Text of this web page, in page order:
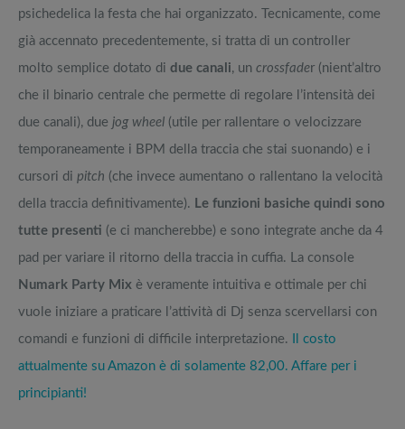
psichedelica la festa che hai organizzato. Tecnicamente, come
già accennato precedentemente, si tratta di un controller
molto semplice dotato di due canali, un crossfader (nient’altro
che il binario centrale che permette di regolare l’intensità dei
due canali), due jog wheel (utile per rallentare o velocizzare
temporaneamente i BPM della traccia che stai suonando) e i
cursori di pitch (che invece aumentano o rallentano la velocità
della traccia definitivamente). Le funzioni basiche quindi sono
tutte presenti (e ci mancherebbe) e sono integrate anche da 4
pad per variare il ritorno della traccia in cuffia. La console
Numark Party Mix è veramente intuitiva e ottimale per chi
vuole iniziare a praticare l’attività di Dj senza scervellarsi con
comandi e funzioni di difficile interpretazione.
Il costo
attualmente su Amazon è di solamente 82,00. Affare per i
principianti!